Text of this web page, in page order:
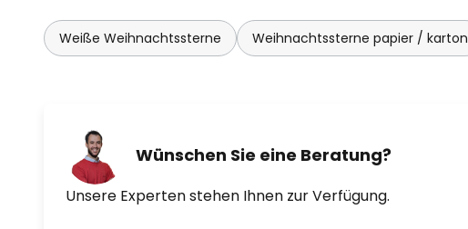
Weiße Weihnachtssterne Weihnachtssterne papier / karton
Wünschen Sie eine Beratung?
Unsere Experten stehen Ihnen zur Verfügung.